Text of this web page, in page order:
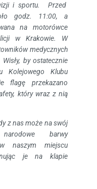
i sportu. Przed
godz. 11:00, a
na motorówce
w Krakowie. W
medycznych
by ostatecznie
Kolejowego Klubu
flagę przekazano
który wraz z nią
z nas może na swój
barwy
miejscu
je na klapie